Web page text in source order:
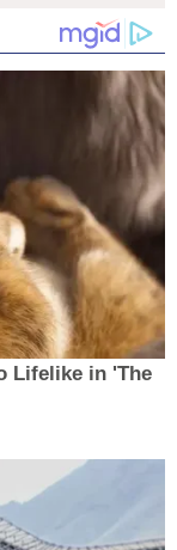
Lifelike in 'The